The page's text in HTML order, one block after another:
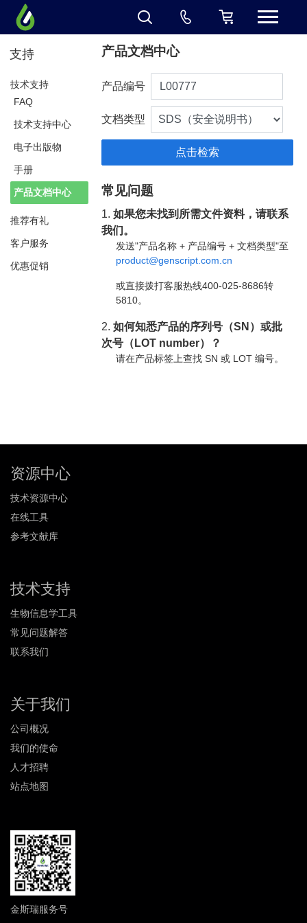
支持
技术支持
FAQ
技术支持中心
电子出版物
手册
产品文档中心
推荐有礼
客户服务
优惠促销
产品文档中心
产品编号
文档类型
常见问题
1.如果您未找到所需文件资料，请联系
我们。
发送"产品名称 + 产品编号 + 文档类型"至
product@genscript.com.cn
或直接拨打客服热线400-025-8686转
5810。
2.如何知悉产品的序列号（SN）或批
次号（LOT number）？
请在产品标签上查找 SN 或 LOT 编号。
资源中心
技术资源中心
在线工具
参考文献库
技术支持
生物信息学工具
常见问题解答
联系我们
关于我们
公司概况
我们的使命
人才招聘
站点地图
金斯瑞服务号